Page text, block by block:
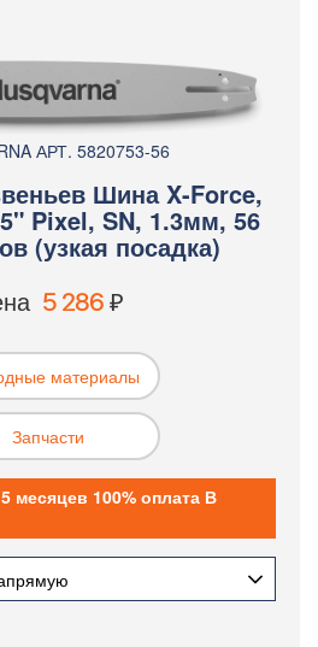
АРТ. 5820753-56
Шина X-Force,
Pixel, SN, 1.3мм, 56
(узкая посадка)
5 286₽
материалы
Запчасти
месяцев 100% оплата В